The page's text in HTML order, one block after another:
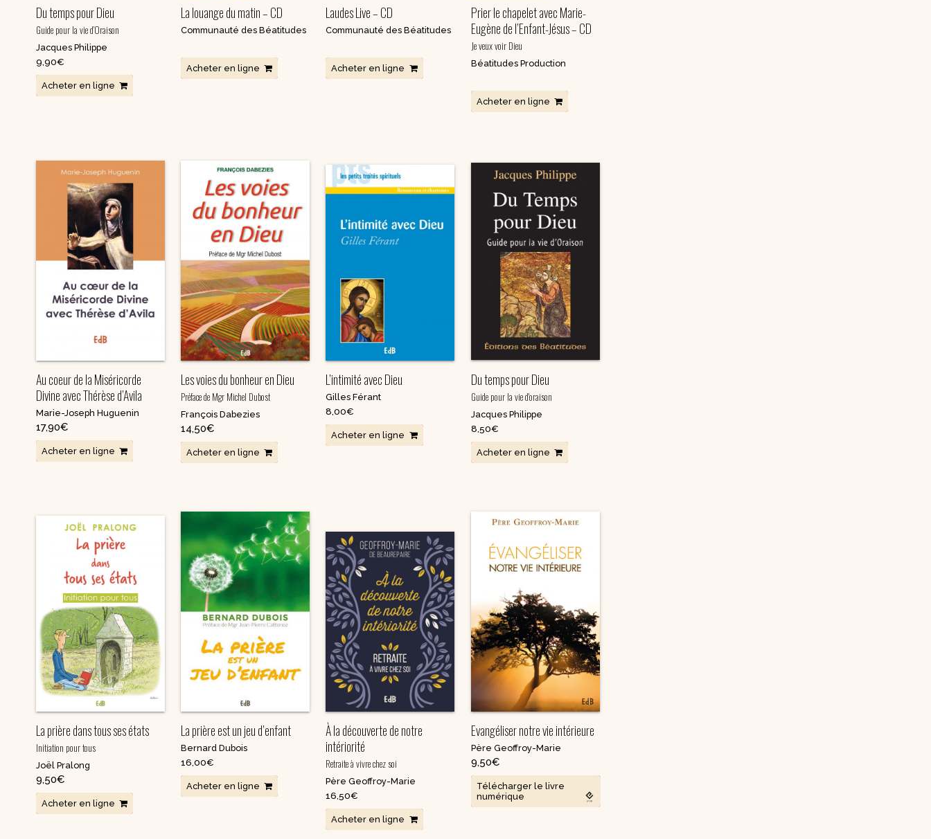
Du temps pour Dieu
Guide pour la vie d’Oraison
Jacques Philippe
9,90€
Acheter en ligne
La louange du matin – CD
Communauté des Béatitudes
Acheter en ligne
Laudes Live – CD
Communauté des Béatitudes
Acheter en ligne
Prier le chapelet avec Marie-
Eugène de l’Enfant-Jésus – CD
Je veux voir Dieu
Béatitudes Production
Acheter en ligne
Au coeur de la Miséricorde
Divine avec Thérèse d’Avila
Marie-Joseph Huguenin
17,90€
Acheter en ligne
Les voies du bonheur en Dieu
Préface de Mgr Michel Dubost
François Dabezies
14,50€
Acheter en ligne
L’intimité avec Dieu
Gilles Férant
8,00€
Acheter en ligne
Du temps pour Dieu
Guide pour la vie d'oraison
Jacques Philippe
8,50€
Acheter en ligne
La prière dans tous ses états
Initiation pour tous
Joël Pralong
9,50€
Acheter en ligne
La prière est un jeu d’enfant
Bernard Dubois
16,00€
Acheter en ligne
À la découverte de notre
intériorité
Retraite à vivre chez soi
Père Geoffroy-Marie
16,50€
Acheter en ligne
Evangéliser notre vie intérieure
Père Geoffroy-Marie
9,50€
Télécharger le livre
numérique